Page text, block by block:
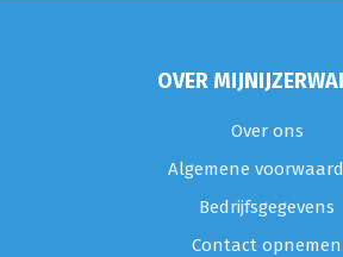
OVER
Over ons
Algemene
Bedrijfsgegevens
Contact opnemen